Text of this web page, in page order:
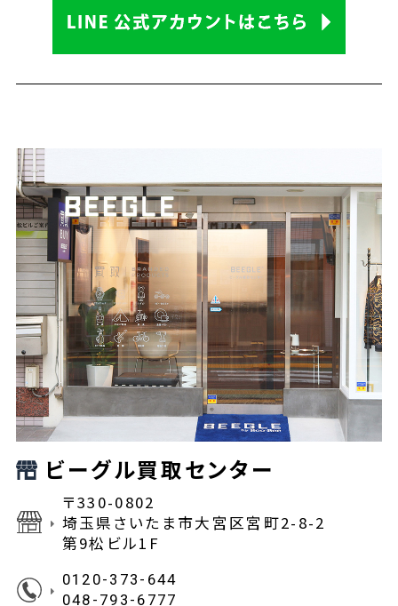
ビーグル買取センター
〒330-0802
埼玉県さいたま市大宮区宮町2-8-2
第9松ビル1F
0120-373-644
048-793-6777